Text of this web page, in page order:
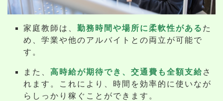
家庭教師は、 勤務時間や場所に柔軟性がある た
め、学業や他のアルバイトとの両立が可能で
す。
また、 高時給が期待でき、交通費も全額支給さ
れます。これにより、時間を効率的に使いなが
らしっかり稼ぐことができます。